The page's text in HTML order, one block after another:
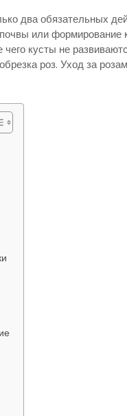
два обязательных
или формирование
чего кусты не
роз. Уход за